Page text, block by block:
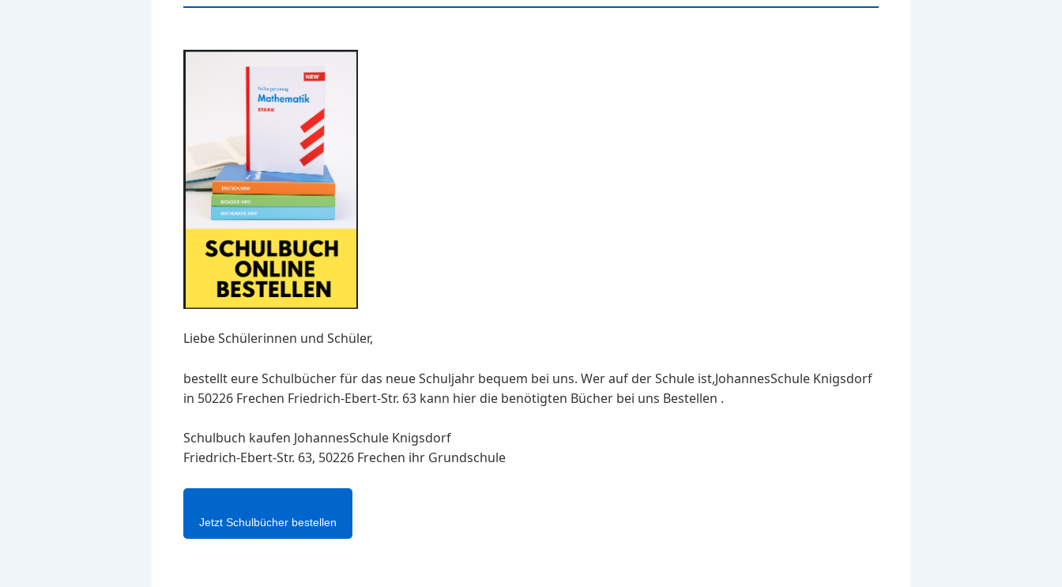
Liebe Schülerinnen und Schüler,
bestellt eure Schulbücher für das neue Schuljahr bequem bei uns. Wer auf der Schule ist,JohannesSchule Knigsdorf
in 50226 Frechen Friedrich-Ebert-Str. 63 kann hier die benötigten Bücher bei uns Bestellen .
Schulbuch kaufen JohannesSchule Knigsdorf
Friedrich-Ebert-Str. 63, 50226 Frechen ihr Grundschule
Jetzt Schulbücher bestellen